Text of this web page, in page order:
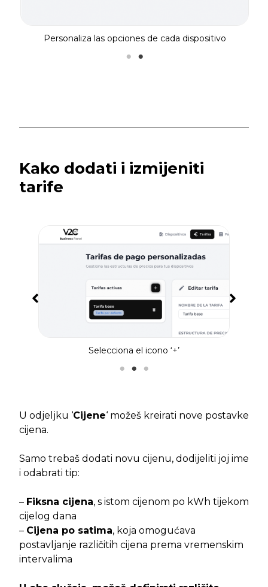
Personaliza las opciones de cada dispositivo
Kako dodati i izmijeniti
tarife
Selecciona el icono ‘+’
U odjeljku ‘Cijene‘ možeš kreirati nove postavke
cijena.
Samo trebaš dodati novu cijenu, dodijeliti joj ime
i odabrati tip:
– Fiksna cijena, s istom cijenom po kWh tijekom
cijelog dana
– Cijena po satima, koja omogućava
postavljanje različitih cijena prema vremenskim
intervalima